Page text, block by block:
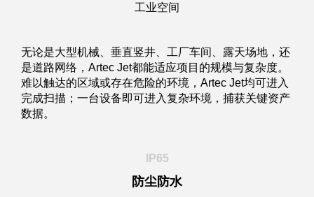
工业空间
无论是大型机械、垂直竖井、工厂车间、露天场地，还
是道路网络，Artec Jet都能适应项目的规模与复杂度。
难以触达的区域或存在危险的环境，Artec Jet均可进入
完成扫描；一台设备即可进入复杂环境，捕获关键资产
数据。
IP65
防尘防水